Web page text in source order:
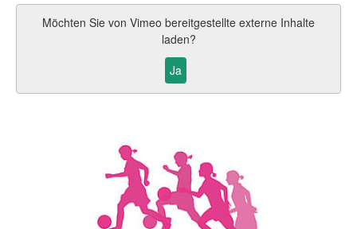
Möchten Sie von Vimeo bereitgestellte externe Inhalte
laden?
Ja